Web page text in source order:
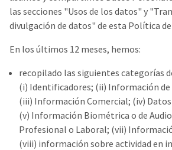
las secciones "Usos de los datos" y
divulgación de datos" de esta Política
En los últimos 12 meses, hemos:
recopilado las siguientes categorías
(i) Identificadores; (ii) Información de
(iii) Información Comercial; (iv)
(v) Información Biométrica o de
Profesional o Laboral; (vii)
(viii) información sobre actividad en